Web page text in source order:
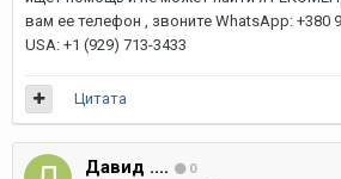
вам ее телефон , звоните WhatsApp: +380
USA: +1 (929) 713-3433
Цитата
Давид .... 0